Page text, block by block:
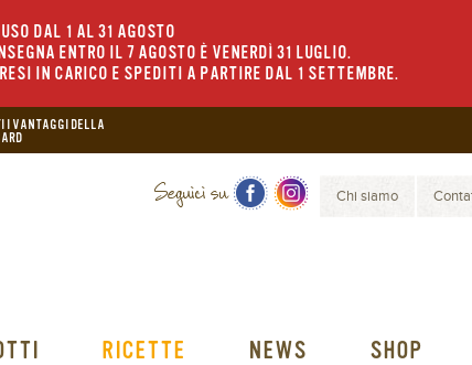
DAL 1 AL 31 AGOSTO
ENTRO IL 7 AGOSTO È VENERDÌ 31 LUGLIO.
IN CARICO E SPEDITI A PARTIRE DAL 1 SETTEMBRE.
I VANTAGGI DELLA
Chi siamo
RICETTE NEWS SHOP